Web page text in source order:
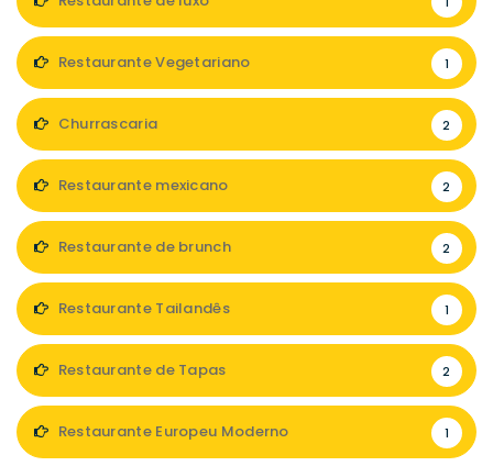
Restaurante Vegetariano 1
Churrascaria 2
Restaurante mexicano 2
Restaurante de brunch 2
Restaurante Tailandês 1
Restaurante de Tapas 2
Restaurante Europeu Moderno 1